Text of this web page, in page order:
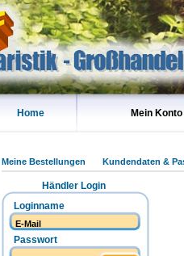
Home Mein Konto
Meine Bestellungen Kundendaten &
Händler Login
Loginname
Passwort